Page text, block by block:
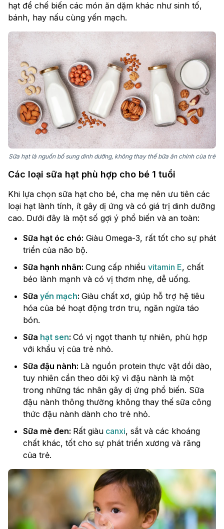
hạt để chế biến các món ăn dặm khác như sinh tố,
bánh, hay nấu cùng yến mạch.
Sữa hạt là nguồn bổ sung dinh dưỡng, không thay thế bữa ăn chính của trẻ
Các loại sữa hạt phù hợp cho bé 1 tuổi
Khi lựa chọn sữa hạt cho bé, cha mẹ nên ưu tiên các
loại hạt lành tính, ít gây dị ứng và có giá trị dinh dưỡng
cao. Dưới đây là một số gợi ý phổ biến và an toàn:
Sữa hạt óc chó: Giàu Omega-3, rất tốt cho sự phát
triển của não bộ.
Sữa hạnh nhân: Cung cấp nhiều vitamin E, chất
béo lành mạnh và có vị thơm nhẹ, dễ uống.
Sữa yến mạch: Giàu chất xơ, giúp hỗ trợ hệ tiêu
hóa của bé hoạt động trơn tru, ngăn ngừa táo
bón.
Sữa hạt sen: Có vị ngọt thanh tự nhiên, phù hợp
với khẩu vị của trẻ nhỏ.
Sữa đậu nành: Là nguồn protein thực vật dồi dào,
tuy nhiên cần theo dõi kỹ vì đậu nành là một
trong những tác nhân gây dị ứng phổ biến. Sữa
đậu nành thông thường không thay thế sữa công
thức đậu nành dành cho trẻ nhỏ.
Sữa mè đen: Rất giàu canxi, sắt và các khoáng
chất khác, tốt cho sự phát triển xương và răng
của trẻ.